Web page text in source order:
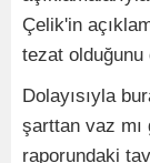
Çelik'in
tezat olduğunu
Dolayısıyla
şarttan vaz
raporundaki